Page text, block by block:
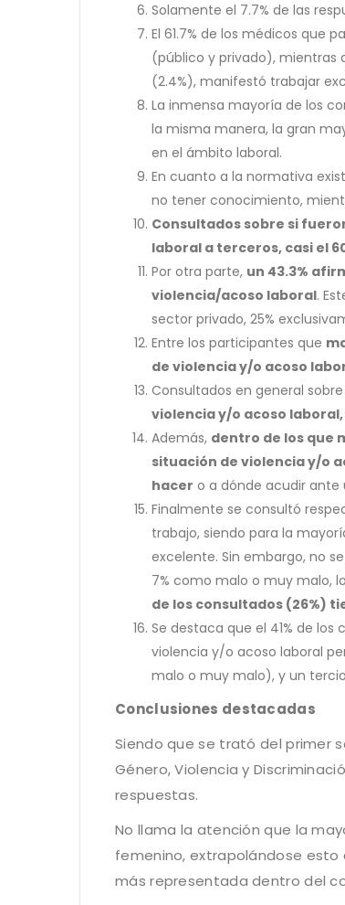
Solamente el 7.7% de las
El 61.7% de los médicos que
(público y privado), mientras
(2.4%), manifestó trabajar
La inmensa mayoría de los
la misma manera, la gran
en el ámbito laboral.
En cuanto a la normativa
no tener conocimiento,
Consultados sobre si
laboral a terceros, casi el
Por otra parte, un 43.3%
violencia/acoso laboral.
sector privado, 25%
Entre los participantes que
de violencia y/o acoso
Consultados en general sobre
violencia y/o acoso
Además, dentro de los que
situación de violencia y/o
hacer o a dónde acudir ante
Finalmente se consultó
trabajo, siendo para la
excelente. Sin embargo, no
7% como malo o muy malo,
de los consultados (26%)
Se destaca que el 41% de
violencia y/o acoso laboral
malo o muy malo), y un
Conclusiones destacadas
Siendo que se trató del primer
Género, Violencia y
respuestas.
No llama la atención que la
femenino, extrapolándose esto
más representada dentro del